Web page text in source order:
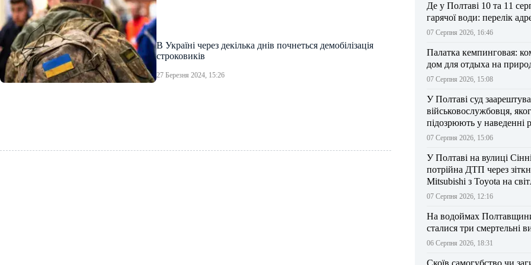
В Україні через декілька днів почнеться демобілізація
строковиків
27 Березня 2024, 15:26
Де у Полтаві 10 та 11
гарячої води: перелік
07 Серпня 2026, 16:46
Палатка кемпинговая:
дом для отдыха на
07 Серпня 2026, 15:08
У Полтаві суд
військовослужбовця,
підозрюють у наведенні
БпЛА на власний
07 Серпня 2026, 15:06
У Полтаві на вулиці
потрійна ДТП через
Mitsubishi з Toyota на
07 Серпня 2026, 12:16
На водоймах
сталися три смертельні
06 Серпня 2026, 18:31
Скоїв самогубство чи